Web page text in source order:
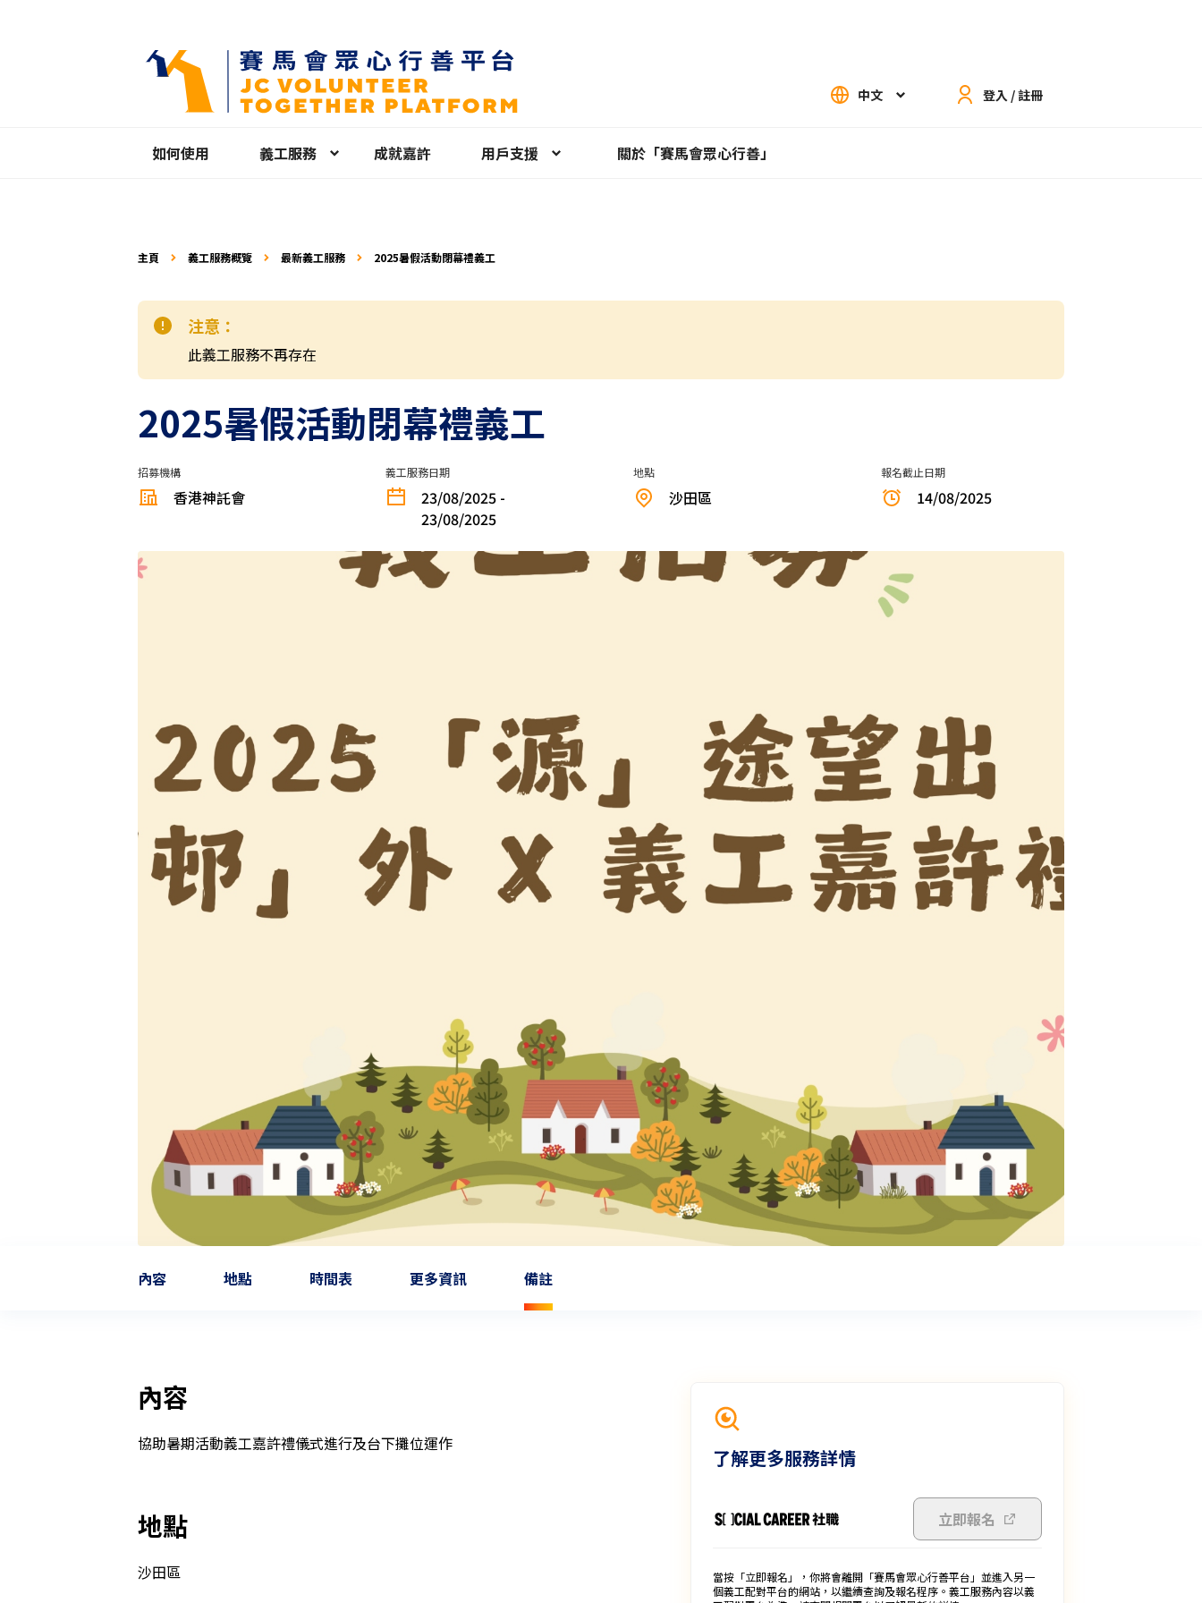
中文 登入 / 註冊
如何使用 義工服務 成就嘉許 用戶支援 關於「賽馬會眾心行善」
主頁 義工服務概覽 最新義工服務 2025暑假活動閉幕禮義工
注意：
此義工服務不再存在
2025暑假活動閉幕禮義工
招募機構
香港神託會
義工服務日期
23/08/2025 -
23/08/2025
地點
沙田區
報名截止日期
14/08/2025
內容 地點 時間表 更多資訊 備註
內容
協助暑期活動義工嘉許禮儀式進行及台下攤位運作
地點
沙田區
了解更多服務詳情
立即報名
當按「立即報名」，你將會離開「賽馬會眾心行善平台」並進入另一
個義工配對平台的網站，以繼續查詢及報名程序。義工服務內容以義